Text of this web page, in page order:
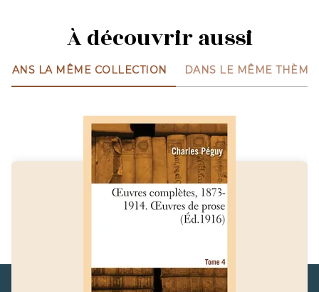
À découvrir aussi
DANS LA MÊME COLLECTION DANS LE MÊME THÈME